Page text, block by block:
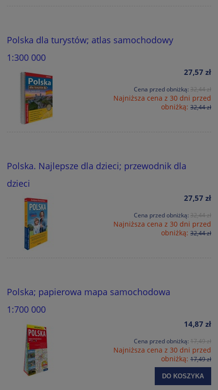
Polska dla turystów; atlas samochodowy
1:300 000
27,57 zł
Cena przed obniżką: 32,44 zł
Najniższa cena z 30 dni przed
obniżką: 32,44 zł
Polska. Najlepsze dla dzieci; przewodnik dla
dzieci
27,57 zł
Cena przed obniżką: 32,44 zł
Najniższa cena z 30 dni przed
obniżką: 32,44 zł
Polska; papierowa mapa samochodowa
1:700 000
14,87 zł
Cena przed obniżką: 17,49 zł
Najniższa cena z 30 dni przed
obniżką: 17,49 zł
DO KOSZYKA